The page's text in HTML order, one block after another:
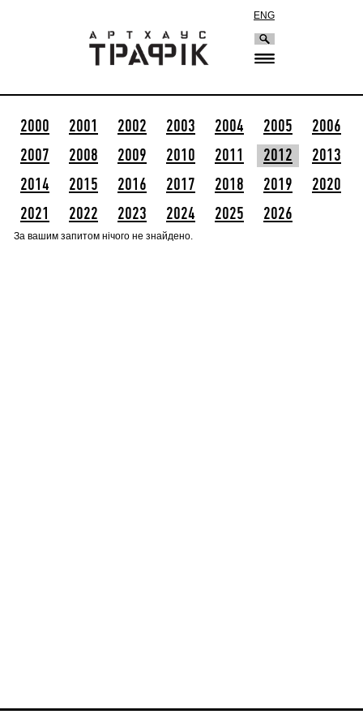
ENG
2000 2001 2002 2003 2004 2005
2006
2007
2008 2009 2010 2011 2012
2013
2014
2015 2016 2017 2018 2019
2020
2021
2022 2023 2024 2025 2026
За вашим запитом нічого не знайдено.